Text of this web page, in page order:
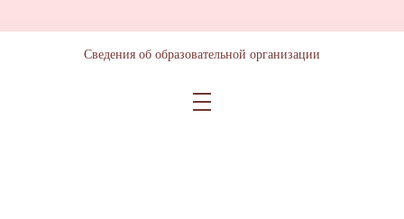
Сведения об образовательной организации